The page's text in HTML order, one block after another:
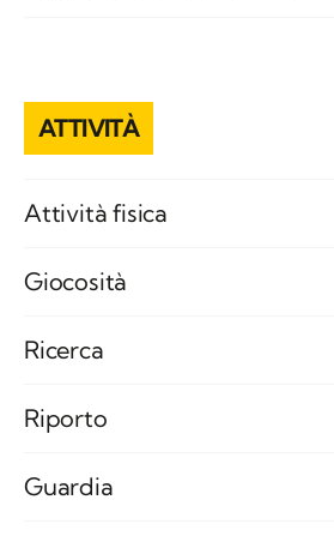
ATTIVITÀ
Attività fisica
Giocosità
Ricerca
Riporto
Guardia